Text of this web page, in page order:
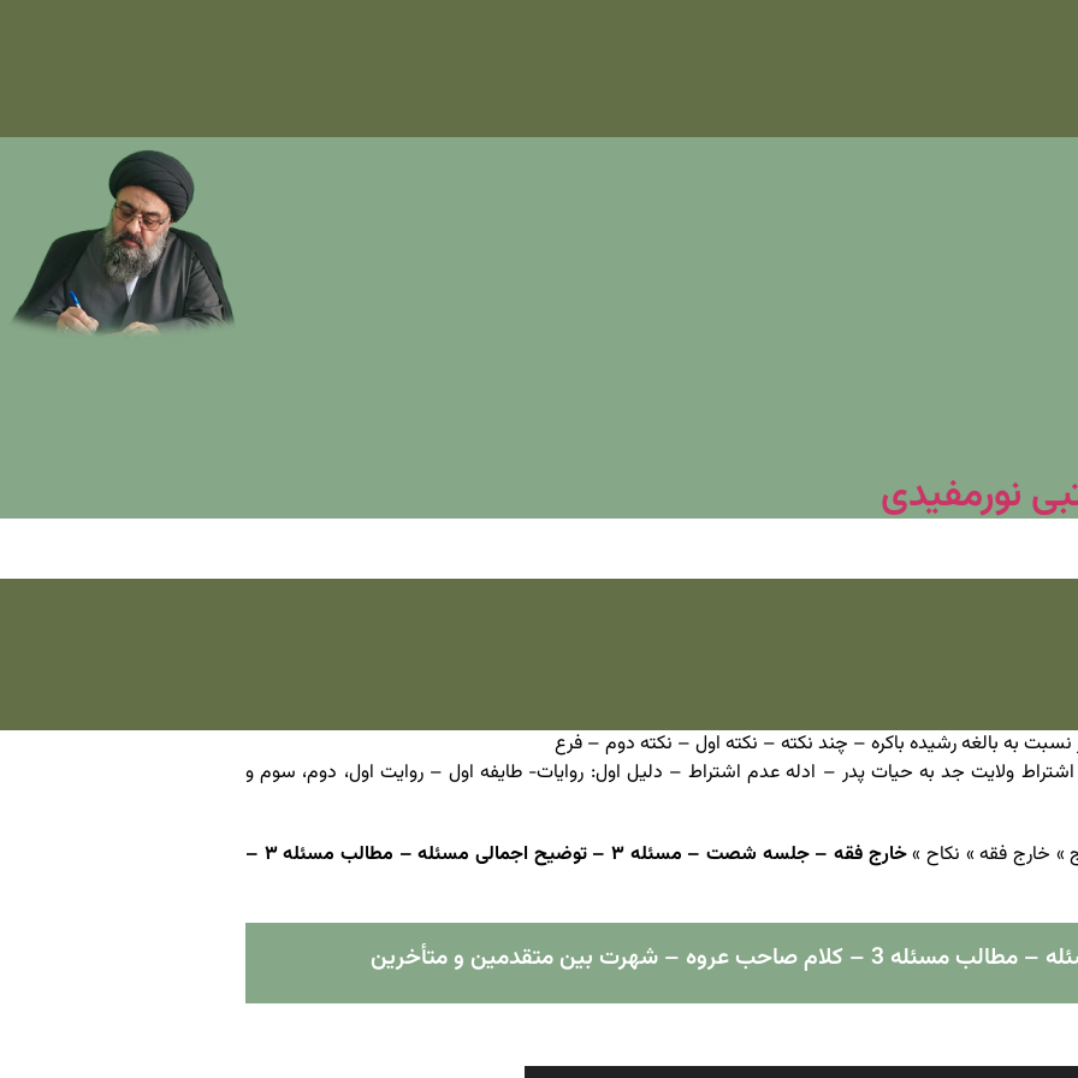
نورمفیدی
مسئله 3 – مطلب اول: بررسی اشتراط ولایت جد به حیات پدر – ادله عدم اشتراط – دلیل اول: روایات- طایفه اول – روایت اول، دوم، سوم و
» خارج فقه» نکاح »
خارج فقه – جلسه شصت – مسئله ۳ – توضیح اجمالی مسئله – مطالب مسئله ۳ –